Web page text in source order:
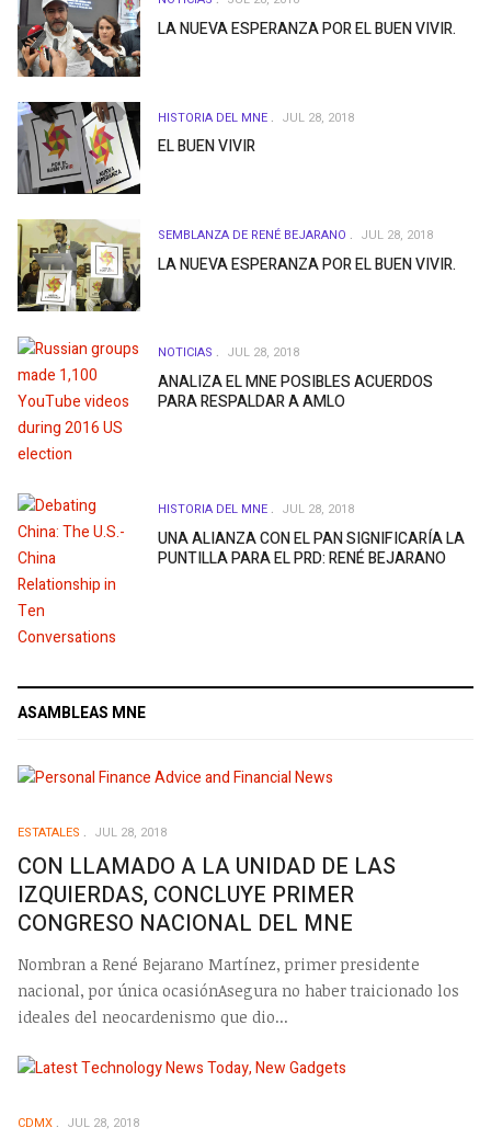
LA NUEVA ESPERANZA POR EL BUEN VIVIR.
HISTORIA DEL MNE JUL 28, 2018
EL BUEN VIVIR
SEMBLANZA DE RENÉ BEJARANO JUL 28, 2018
LA NUEVA ESPERANZA POR EL BUEN VIVIR.
NOTICIAS JUL 28, 2018
ANALIZA EL MNE POSIBLES ACUERDOS
PARA RESPALDAR A AMLO
HISTORIA DEL MNE JUL 28, 2018
UNA ALIANZA CON EL PAN SIGNIFICARÍA LA
PUNTILLA PARA EL PRD: RENÉ BEJARANO
ASAMBLEAS MNE
ESTATALES JUL 28, 2018
CON LLAMADO A LA UNIDAD DE LAS
IZQUIERDAS, CONCLUYE PRIMER
CONGRESO NACIONAL DEL MNE
Nombran a René Bejarano Martínez, primer presidente
nacional, por única ocasiónAsegura no haber traicionado los
ideales del neocardenismo que dio...
CDMX JUL 28, 2018